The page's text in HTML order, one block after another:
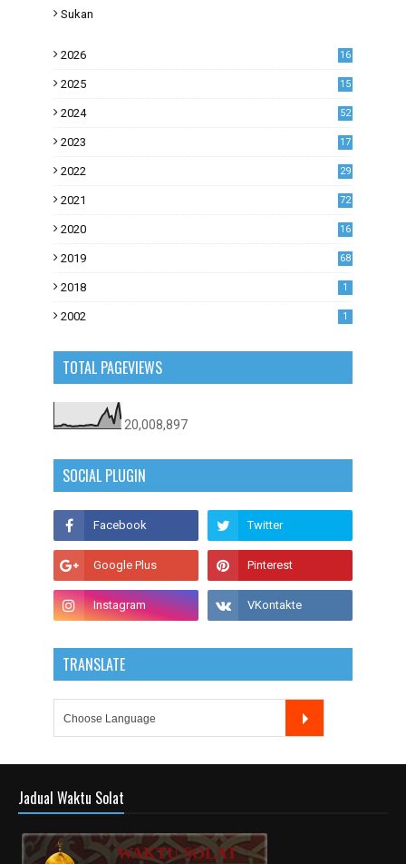
Sukan
2026 16
2025 15
2024 52
2023
17
2022
29
2021
72
2020
16
2019
68
2018 1
2002 1
TOTAL PAGEVIEWS
20,008,897
SOCIAL PLUGIN
TRANSLATE
Jadual Waktu Solat